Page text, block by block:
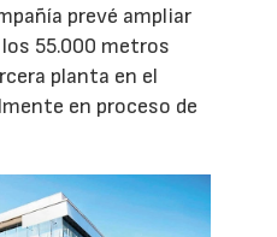
prevé ampliar
55.000 metros
planta en el
en proceso de